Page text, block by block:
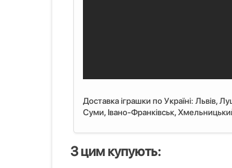
Доставка іграшки по Україні: Львiв,
Суми, Івано-Франківськ,
З цим купують: